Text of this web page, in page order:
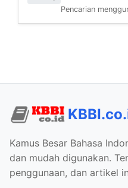
Pencarian
Kamus Besar Bahasa
dan mudah digunakan.
penggunaan, dan artikel